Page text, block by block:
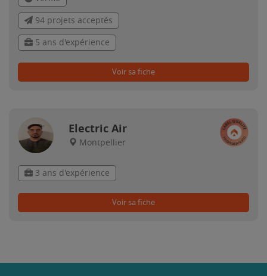
94 projets acceptés
5 ans d'expérience
Voir sa fiche
Electric Air
Montpellier
3 ans d'expérience
Voir sa fiche